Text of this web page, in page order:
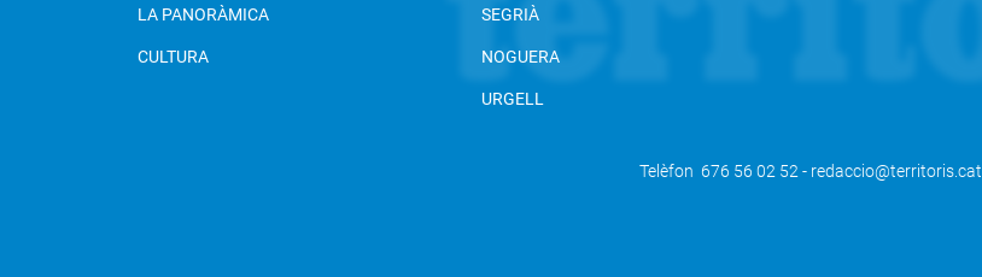
LA PANORÀMICA
CULTURA
SEGRIÀ
NOGUERA
URGELL
Telèfon 676 56 02 52 - redaccio@territoris.cat